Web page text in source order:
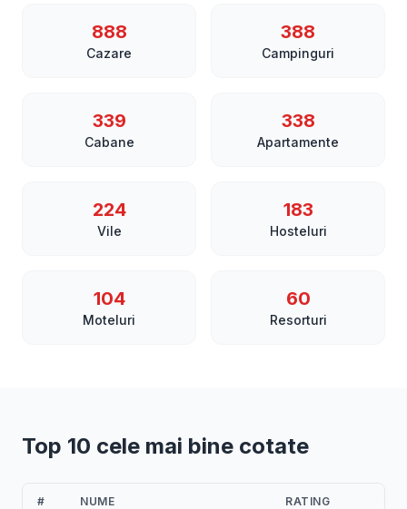
888
Cazare
388
Campinguri
339
Cabane
338
Apartamente
224
Vile
183
Hosteluri
104
Moteluri
60
Resorturi
Top 10 cele mai bine cotate
# NUME RATING